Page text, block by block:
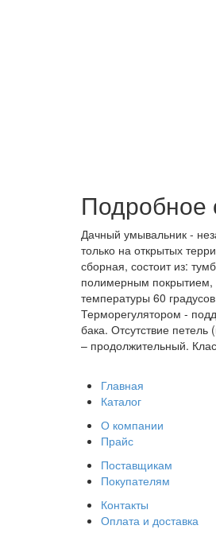
Подробное
Дачный умывальник -
только на открытых
сборная, состоит из:
полимерным покрытием,
температуры 60
Терморегулятором -
бака. Отсутствие
– продолжительный.
Главная
Каталог
О компании
Прайс
Поставщикам
Покупателям
Контакты
Оплата и доставка